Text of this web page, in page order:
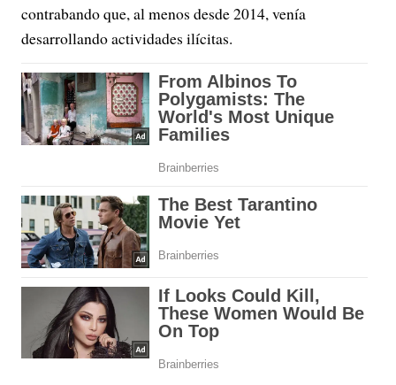
contrabando que, al menos desde 2014, venía
desarrollando actividades ilícitas.